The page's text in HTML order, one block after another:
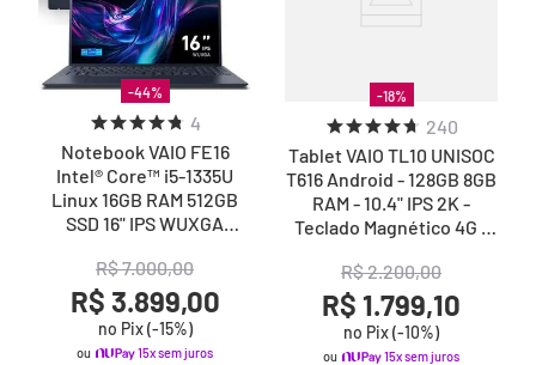
-44%
4
Notebook VAIO FE16
Intel® Core™ i5-1335U
Linux 16GB RAM 512GB
SSD 16" IPS WUXGA
Grafite
R$7.000,00
R$ 3.899,00
no Pix (-15%)
ou 15x sem juros
-18%
240
Tablet VAIO TL10 UNISOC
T616 Android - 128GB 8GB
RAM - 10.4" IPS 2K -
Teclado Magnético 4G -
R$2.200,00
R$ 1.799,10
no Pix (-10%)
ou 15x sem juros